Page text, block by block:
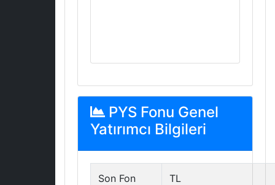
PYS Fonu Genel
Yatırımcı Bilgileri
Son Fon
TL